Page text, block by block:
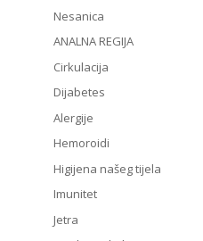
Nesanica
ANALNA REGIJA
Cirkulacija
Dijabetes
Alergije
Hemoroidi
Higijena našeg tijela
Imunitet
Jetra